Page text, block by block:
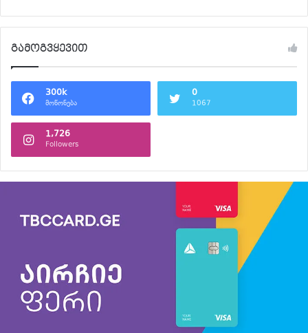
გამოგვყევით
300k
მოწონება
0
1067
1,726
Followers